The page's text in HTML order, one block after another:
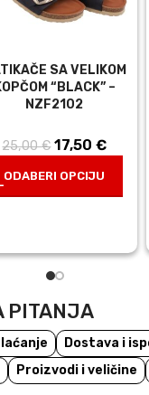
SA VELIKOM
“BLACK” –
NZF2102
25,00€
Izvorna
je: 25,00 €.
17,50€
ODABERI OPCIJU
PITANJA
Dostava i
Proizvodi i veličine